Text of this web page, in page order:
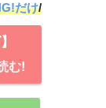
だけ/
む!